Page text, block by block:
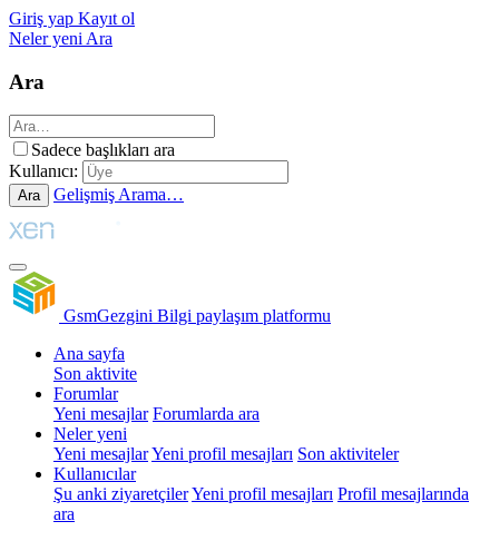
Giriş yap Kayıt ol
Neler yeni Ara
Ara
Sadece başlıkları ara
Kullanıcı:
Ara Gelişmiş Arama…
GsmGezgini Bilgi paylaşım platformu
Ana sayfa
Son aktivite
Forumlar
Yeni mesajlar Forumlarda ara
Neler yeni
Yeni mesajlarYeni profil mesajları Son aktiviteler
Kullanıcılar
Şu anki ziyaretçilerYeni profil mesajları Profil mesajlarında
ara